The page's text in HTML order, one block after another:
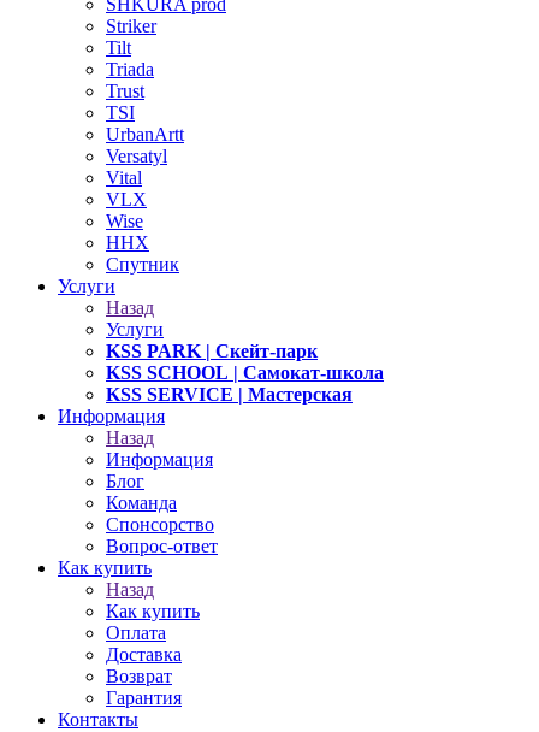
SHKURA рrоd
Striker
Tilt
Triada
Trust
TSI
UrbanArtt
Versatyl
Vital
VLX
Wise
ННХ
Спутник
Услуги
Назад
Услуги
KSS PARK | Скейт-парк
KSS SCHOOL | Самокат-школа
KSS SERVICE | Мастерская
Информация
Назад
Информация
Блог
Команда
Спонсорство
Вопрос-ответ
Как купить
Назад
Как купить
Оплата
Доставка
Возврат
Гарантия
Контакты